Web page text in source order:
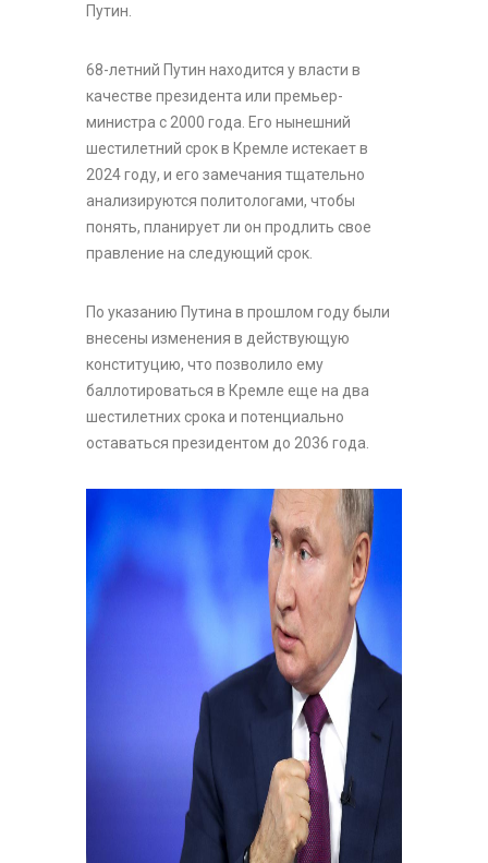
Путин.
68-летний Путин находится у власти в
качестве президента или премьер-
министра с 2000 года. Его нынешний
шестилетний срок в Кремле истекает в
2024 году, и его замечания тщательно
анализируются политологами, чтобы
понять, планирует ли он продлить свое
правление на следующий срок.
По указанию Путина в прошлом году были
внесены изменения в действующую
конституцию, что позволило ему
баллотироваться в Кремле еще на два
шестилетних срока и потенциально
оставаться президентом до 2036 года.